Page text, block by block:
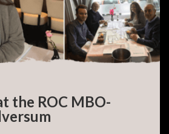
the ROC MBO-